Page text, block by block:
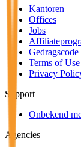
Kantoren
Offices
Jobs
Gedragscode
Terms of Use
Privacy
Support
Onbekend
Agencies